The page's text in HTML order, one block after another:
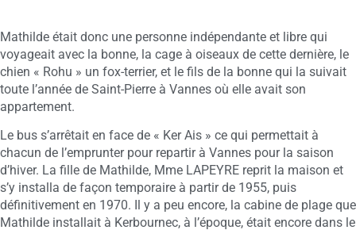
Mathilde était donc une personne indépendante et libre qui
voyageait avec la bonne, la cage à oiseaux de cette dernière, le
chien « Rohu » un fox-terrier, et le fils de la bonne qui la suivait
toute l’année de Saint-Pierre à Vannes où elle avait son
appartement.
Le bus s’arrêtait en face de « Ker Ais » ce qui permettait à
chacun de l’emprunter pour repartir à Vannes pour la saison
d’hiver. La fille de Mathilde, Mme LAPEYRE reprit la maison et
s’y installa de façon temporaire à partir de 1955, puis
définitivement en 1970. Il y a peu encore, la cabine de plage que
Mathilde installait à Kerbournec, à l’époque, était encore dans le